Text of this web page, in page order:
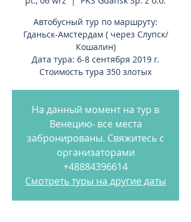
Автобусный тур по маршруту:
Гданьск-Амстердам ( через Слупск/
Кошалин)
Дата тура: 6-8 сентября 2019 г.
Стоимость тура 350 злотых
На данный момент на тур в
Венецию- все места
забронированы. Свяжитесь с
организаторами
+48884396614
Смотреть туры на другие даты